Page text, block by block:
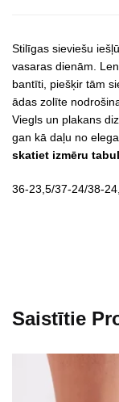
Stilīgas sieviešu
vasaras dienām.
bantīti, piešķir tām
ādas zolīte
Viegls un plakans
gan kā daļu no
skatiet izmēru
36-23,5/37-24/38-
Saistītie